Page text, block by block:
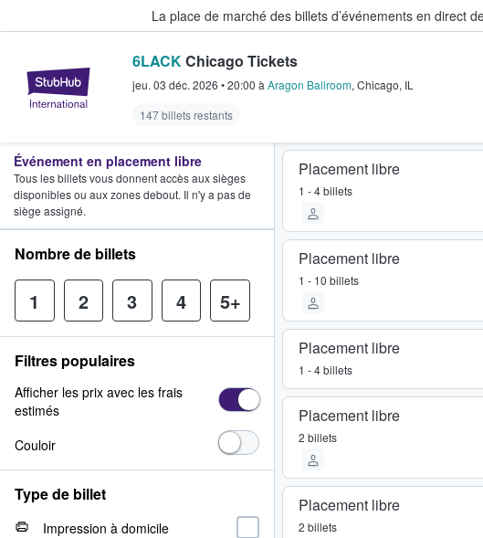
La place de marché des billets d’événements en direct
StubHub - Où les fans achètent et
6LACKChicago Tickets
jeu. 03 déc. 2026 •20:00 à Aragon Ballroom, Chicago, IL
147 billets restants
Placement libre
1 - 4 billets
Placement libre
1 - 10 billets
Placement libre
1 - 4 billets
Placement libre
2 billets
Placement libre
2 billets
Événement en placement libre
Tous les billets vous donnent accès aux sièges
disponibles ou aux zones debout. Il n'y a pas de
siège assigné.
Nombre de billets
1 2 3 4 5+
Filtres populaires
Afficher les prix avec les frais
estimés
Couloir
Type de billet
Impression à domicile